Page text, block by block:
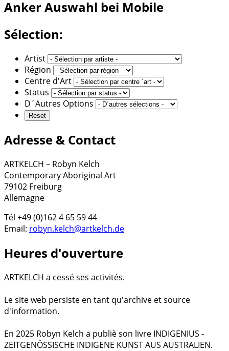
AnkerAuswahl bei Mobile
Sélection:
Artist
Région
Centre d'Art
Status
D´Autres Options
Adresse & Contact
ARTKELCH – Robyn Kelch
Contemporary Aboriginal Art
79102 Freiburg
Allemagne
Tél +49 (0)162 4 65 59 44
Email: robyn.kelch@artkelch.de
Heures d'ouverture
ARTKELCH a cessé ses activités.
Le site web persiste en tant qu'archive et source
d'information.
En 2025 Robyn Kelch a publiè son livre INDIGENIUS -
ZEITGENÖSSISCHE INDIGENE KUNST AUS AUSTRALIEN.